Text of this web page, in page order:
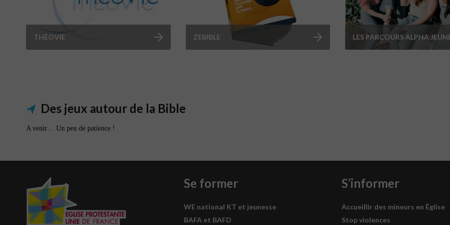
THÉOVIE ZEBIBLE LES PARCOURS ALPHA
Des jeux autour de la Bible
A venir… Un peu de patience !
Se former
WE national KT et jeunesse
BAFA et BAFD
S’informer
Accueillir des mineurs en Église
Stop violences